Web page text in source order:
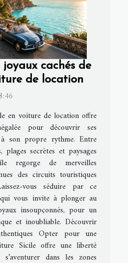
joyaux cachés de
de location
en voiture de location offre
pour découvrir ses
son propre rythme. Entre
plages secrètes et paysages
regorge de merveilles
des circuits touristiques
vous séduire par ce
vous invite à plonger au
insoupçonnés, pour un
et inoubliable. Découvrir
Opter pour une
Sicile offre une liberté
dans les zones